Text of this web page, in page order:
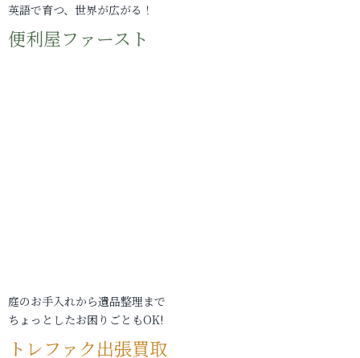
英語で育つ、世界が広がる！
便利屋ファースト
庭のお手入れから遺品整理まで
ちょっとしたお困りごともOK!
トレファク出張買取